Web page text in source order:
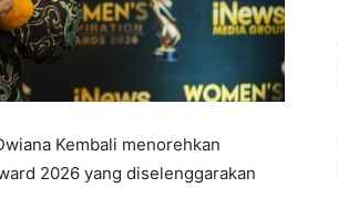
Kembali menorehkan
2026 yang diselenggarakan